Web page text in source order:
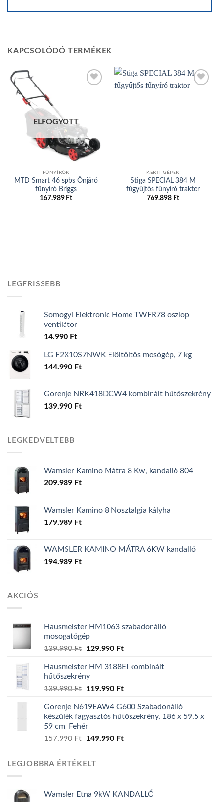
KAPCSOLÓDÓ TERMÉKEK
ELFOGYOTT
FŰNYÍRÓK
MTD Smart 46 spbs Önjáró
fűnyíró Briggs
167.989 Ft
KERTI GÉPEK
Stiga SPECIAL 384 M
fűgyűjtős fűnyíró traktor
769.898 Ft
LEGFRISSEBB
Somogyi Elektronic Home TWFR78 oszlop
ventilátor
14.990 Ft
LG F2X10S7NWK Elöltöltős mosógép, 7 kg
144.990 Ft
Gorenje NRK418DCW4 kombinált hűtőszekrény
139.990 Ft
LEGKEDVELTEBB
Wamsler Kamino Mátra 8 Kw, kandalló 804
209.989 Ft
Wamsler Kamino 8 Nosztalgia kályha
179.989 Ft
WAMSLER KAMINO MÁTRA 6KW kandalló
194.989 Ft
AKCIÓS
Hausmeister HM1063 szabadonálló
mosogatógép
139.990Ft
Original
was:
139.990 Ft.
129.990 FtCurrent
is:
Hausmeister HM 3188EI kombinált
hűtőszekrény
139.990Ft
Original
was:
139.990 Ft.
119.990 FtCurrent
is:
119.990 Ft.
Gorenje N619EAW4 G600 Szabadonálló
készülék fagyasztós hűtőszekrény, 186 x 59.5 x
59 cm, Fehér
157.990Ft
Original
157.990 Ft.
149.990 FtCurrent
LEGJOBBRA ÉRTÉKELT
Wamsler Etna 9kW KANDALLÓ